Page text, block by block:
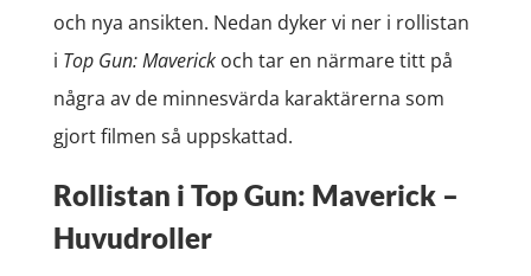
och nya ansikten. Nedan dyker vi ner i rollistan
i Top Gun: Maverickoch tar en närmare titt på
några av de minnesvärda karaktärerna som
gjort filmen så uppskattad.
Rollistan i Top Gun: Maverick –
Huvudroller